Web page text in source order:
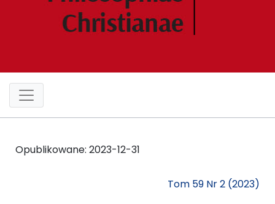
Opublikowane: 2023-12-31
Tom 59 Nr 2 (2023)